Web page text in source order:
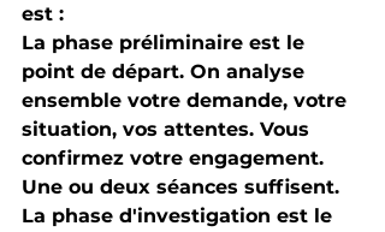
est :
La phase préliminaire est le
point de départ. On analyse
ensemble votre demande, votre
situation, vos attentes. Vous
confirmez votre engagement.
Une ou deux séances suffisent.
La phase d'investigation est le